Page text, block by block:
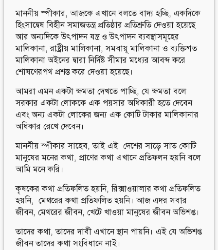
মাননীয় স্পীকার, আজকে এখানে বলতে বাদ্য হচ্ছি, একদিকে
হিংসাদ্বেষ বিহীন সমাজতন্ত্র প্রতিষ্ঠার প্রতিশ্রুতি দেওয়া হয়েছে
আর অন্যদিকে উৎপাদন যন্ত্র ও উৎপাদন ব্যবস্থাসমূহের
মালিকানা, রাষ্ট্রীয় মালিকানা, সমবায়ূ মালিকানা ও ব্যক্তিগত
মালিকানা অইনের দ্বারা নির্দিষ্ট সীমার মধ্যের আবব্দ করে
শোষণেরপথ প্রশস্ত করে দেওয়া হয়েছে।
আমরা এমন একটা ক্ষমতা দেখতে পাচ্ছি, যে ক্ষমতা বলে
সরকার একটা লোককে এক পয়সার অধিকারী হতে দেবেন
এবং অন্য একটা লোকের জন্য এক কোটি টাকার মালিকানার
অধিকার রেখে দেবেন।
মাননীয় স্পীকার সাহেব, তাই এই দেশের সাড়ে সাত কোটি
মানুষের মনের কথা, প্রাণের কথা এখানে প্রতিফলন হয়নি বলে
আমি মনে করি।
কৃষকের কথা প্রতিফলিত হয়নি, রিক্সাওয়ালার কথা প্রতিফলিত
হয়নি, মেথরের কথা প্রতিফলিত হয়নি। আজ এদর সবার
জীবন, মেথরের জীবন, খেটে খাওয়া মানুষের জীবন অভিশপ্ত।
তাদের কথা, তাদের দাবী এখানে স্থান পায়নি। এই যে অভিশপ্ত
জীবন তাদের কথা সংবিধানে নাই।